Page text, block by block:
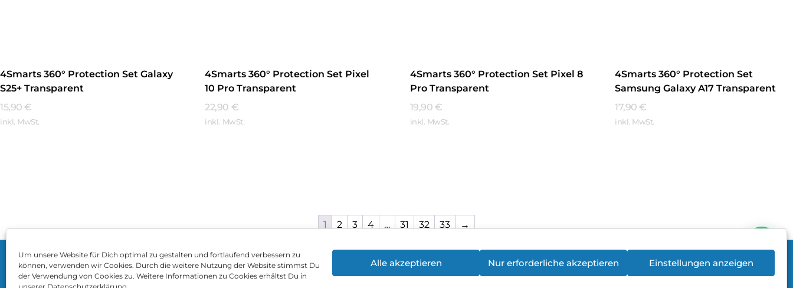
Um unsere Website für Dich optimal zu gestalten und fortlaufend verbessern zu
können, verwenden wir Cookies. Durch die weitere Nutzung der Website stimmst Du
der Verwendung von Cookies zu. Weitere Informationen zu Cookies erhältst Du in
Alle akzeptieren Nur erforderliche akzeptieren Einstellungen anzeigen
4Smarts 360° Protection Set Galaxy
S25+ Transparent
15,90 €
inkl. MwSt.
4Smarts 360° Protection Set Pixel
10 Pro Transparent
22,90 €
inkl. MwSt.
4Smarts 360° Protection Set Pixel 8
Pro Transparent
19,90 €
inkl. MwSt.
4Smarts 360° Protection Set
Samsung Galaxy A17 Transparent
17,90 €
inkl. MwSt.
1 2 3 4 … 31 32 33 →
Impressum AGB Datenschutz Vertrag widerrufen Hinweis zur Batterieentsorgung Newsletter